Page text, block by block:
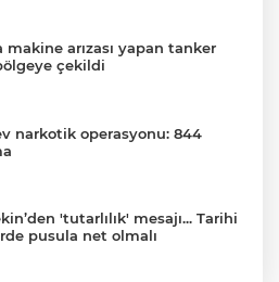
makine arızası yapan tanker
çekildi
narkotik operasyonu: 844
'tutarlılık' mesajı... Tarihi
pusula net olmalı